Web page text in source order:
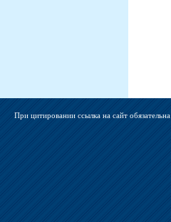
При цитировании ссылка на сайт обязательна